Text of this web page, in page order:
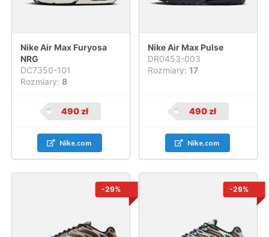
Nike Air Max Furyosa
NRG
DC7350-101
Rozmiary: 8
490zł
Nike.com
Nike Air Max Pulse
DR0453-003
Rozmiary:17
490zł
Nike.com
-29% -29%